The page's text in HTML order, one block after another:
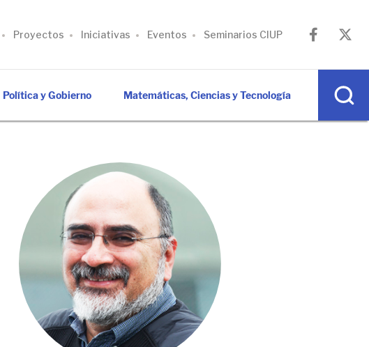
Proyectos Iniciativas Eventos Seminarios CIUP
Política y Gobierno Matemáticas, Ciencias y Tecnología